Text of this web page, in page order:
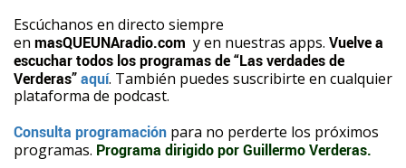
Escúchanos en directo siempre
en masQUEUNAradio.com y en nuestras apps. Vuelve a
escuchar todos los programas de “Las verdades de
Verderas”aquí. También puedes suscribirte en cualquier
plataforma de podcast.
Consulta programación para no perderte los próximos
programas. Programa dirigido por Guillermo Verderas.